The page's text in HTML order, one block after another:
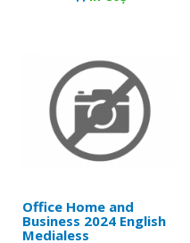
Office Home and
Business 2024 English
Medialess